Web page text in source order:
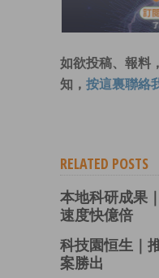
如欲投稿、報料
知， 按這裏聯絡
RELATED POSTS
本地科研成果
速度快億倍
科技園恒生｜
案勝出